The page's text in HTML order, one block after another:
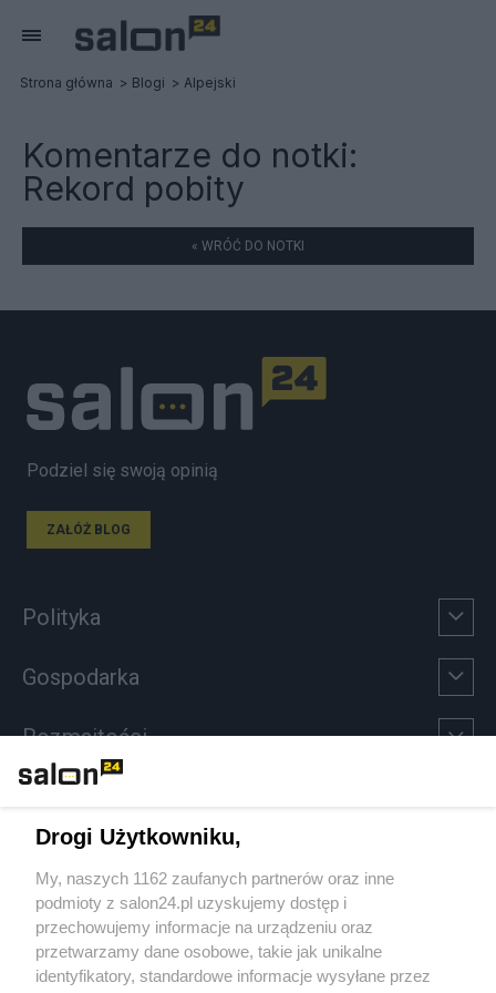
Strona główna Blogi Alpejski
Komentarze do notki:
Rekord pobity
« WRÓĆ DO NOTKI
Podziel się swoją opinią
ZAŁÓŻ BLOG
Polityka
Gospodarka
Rozmaitości
Sport
Społeczeństwo
Kultura
Drogi Użytkowniku,
My, naszych 1162 zaufanych partnerów oraz inne
podmioty z salon24.pl uzyskujemy dostęp i
przechowujemy informacje na urządzeniu oraz
przetwarzamy dane osobowe, takie jak unikalne
identyfikatory, standardowe informacje wysyłane przez